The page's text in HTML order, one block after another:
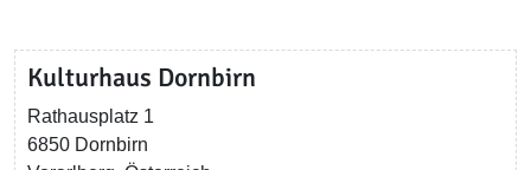
Kulturhaus Dornbirn
Rathausplatz 1
6850 Dornbirn